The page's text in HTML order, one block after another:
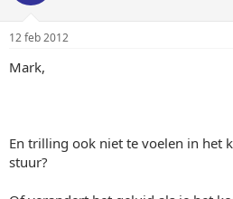
12 feb 2012
Mark,
En trilling ook niet te voelen in het
stuur?